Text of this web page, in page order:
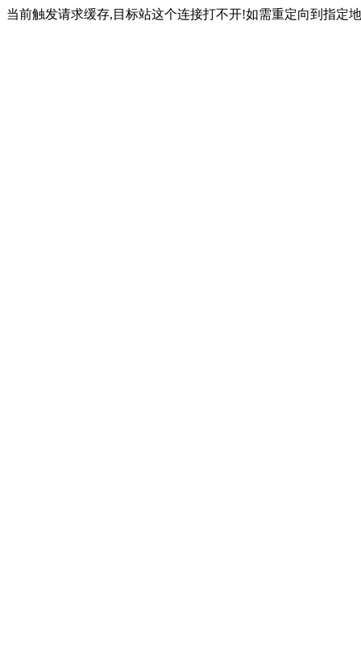
当前触发请求缓存,目标站这个连接打不开!如需重定向到指定